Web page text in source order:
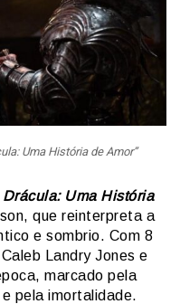
Uma História de Amor”
Drácula: Uma História
que reinterpreta a
e sombrio. Com 8
Landry Jones e
marcado pela
pela imortalidade.